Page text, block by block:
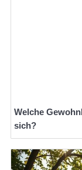
Welche
sich?